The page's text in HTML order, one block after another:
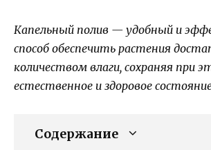
Капельный полив — удобный и
способ обеспечить растения
количеством влаги, сохраняя при
естественное и здоровое
Содержание